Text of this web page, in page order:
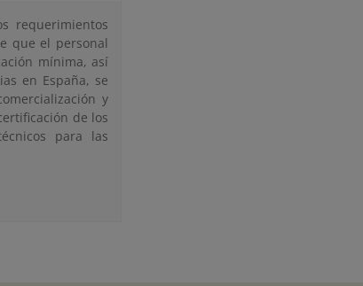
requerimientos
que el personal
mínima, así
en España, se
y
de los
para las